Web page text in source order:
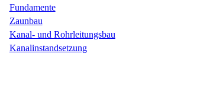
Fundamente
Zaunbau
Kanal- und Rohrleitungsbau
Kanalinstandsetzung